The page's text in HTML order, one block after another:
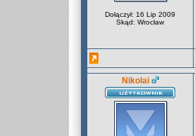
Dołączył: 16 Lip 2009
Skąd: Wrocław
Nikolai